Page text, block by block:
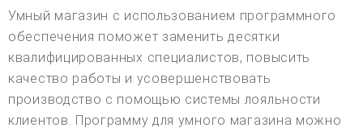
Умный магазин с использованием программного
обеспечения поможет заменить десятки
квалифицированных специалистов, повысить
качество работы и усовершенствовать
производство с помощью системы лояльности
клиентов. Программу для умного магазина можно